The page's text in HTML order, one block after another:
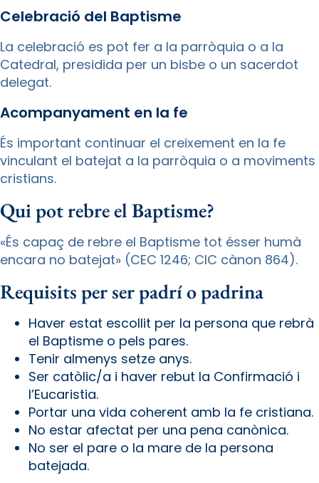
Celebració del Baptisme
La celebració es pot fer a la parròquia o a la
Catedral, presidida per un bisbe o un sacerdot
delegat.
Acompanyament en la fe
És important continuar el creixement en la fe
vinculant el batejat a la parròquia o a moviments
cristians.
Qui pot rebre el Baptisme?
«És capaç de rebre el Baptisme tot ésser humà
encara no batejat» (CEC 1246; CIC cànon 864).
Requisits per ser padrí o padrina
Haver estat escollit per la persona que rebrà
el Baptisme o pels pares.
Tenir almenys setze anys.
Ser catòlic/a i haver rebut la Confirmació i
l’Eucaristia.
Portar una vida coherent amb la fe cristiana.
No estar afectat per una pena canònica.
No ser el pare o la mare de la persona
batejada.